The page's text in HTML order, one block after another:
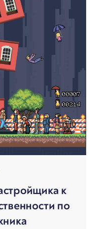
к
по